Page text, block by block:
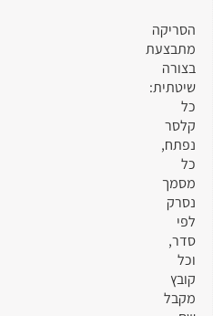
הסריקה
מתבצעת
בצורה
שיטתית:
כל
קלסר
נפתח,
כל
מסמך
נסרק
לפי
סדר,
וכל
קובץ
מקבל